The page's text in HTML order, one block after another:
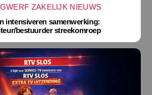
ZAKELIJK NIEUWS
intensiveren samenwerking:
bestuurder streekomroep